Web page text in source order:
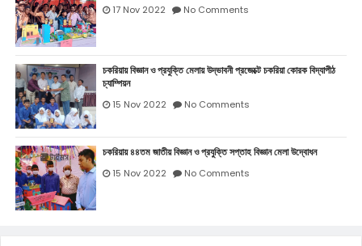
17 Nov 2022 No Comments
চকরিয়ায় বিজ্ঞান ও প্রযুক্তি মেলায় উদ্ভাবনী প্রজেক্টে চকরিয়া কোরক বিদ্যাপীঠ
চ্যাম্পিয়ন
15 Nov 2022 No Comments
চকরিয়ায় ৪৪তম জাতীয় বিজ্ঞান ও প্রযুক্তি সপ্তাহ বিজ্ঞান মেলা উদ্বোধন
15 Nov 2022 No Comments